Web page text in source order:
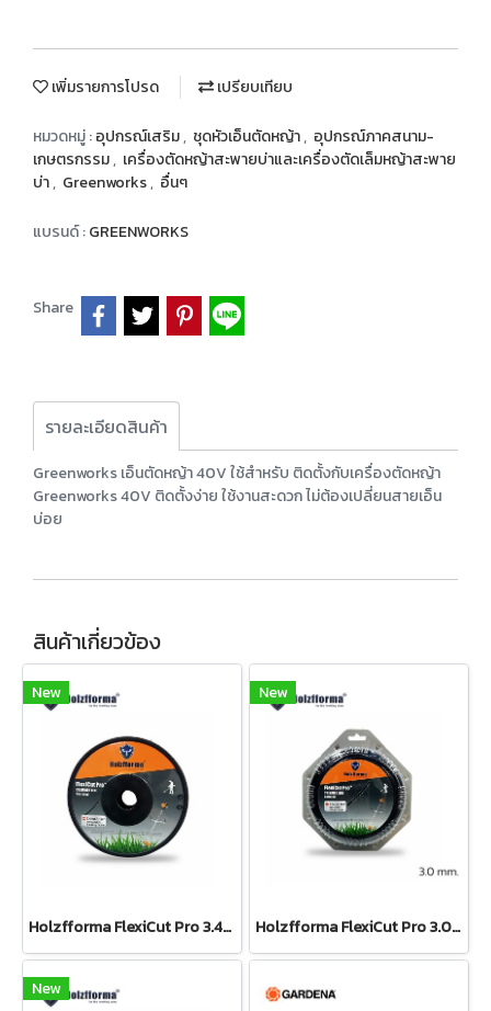
เพิ่มรายการโปรด เปรียบเทียบ
หมวดหมู่ :อุปกรณ์เสริม, ชุดหัวเอ็นตัดหญ้า, อุปกรณ์ภาคสนาม-
เกษตรกรรม, เครื่องตัดหญ้าสะพายบ่าและเครื่องตัดเล็มหญ้าสะพาย
บ่า, Greenworks, อื่นๆ
แบรนด์ :GREENWORKS
Share
รายละเอียดสินค้า
Greenworks เอ็นตัดหญ้า 40V ใช้สำหรับ ติดตั้งกับเครื่องตัดหญ้า
Greenworks 40V ติดตั้งง่าย ใช้งานสะดวก ไม่ต้องเปลี่ยนสายเอ็น
บ่อย
สินค้าเกี่ยวข้อง
New
Holzfforma FlexiCut Pro 3.4mm / .134"x90m. เอ็นตัดหญ้าฟันเลื่อย ขนาด 3.4 มม. 90 ม.
New
Holzfforma FlexiCut Pro 3.0mm / .134" x 30m. เอ็นตัดหญ้า ฟันเลื่อย ขนาด 3.0 มม. 30 ม.
New